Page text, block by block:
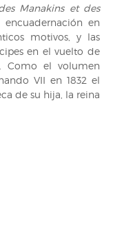
Manakins et des
en
motivos, y las
en el vuelto de
Como el volumen
VII en 1832 el
de su hija, la reina